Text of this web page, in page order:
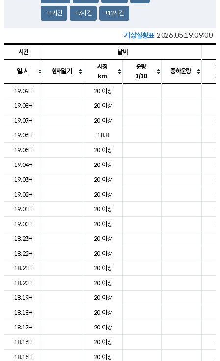
+1시간 +3시간 +12시간
기상실황표 2026.05.19.09:00
도시별 기상실황표로 지점, 날씨, 기온, 강수, 바람, 기압등을 안내한 표입
시간 날씨
일.시 현재일기
시정
km
운량
1/10
중하운량
19.09H
20 이상
19.08H
20 이상
19.07H
20 이상
19.06H
18.8
19.05H
20 이상
19.04H
20 이상
19.03H
20 이상
19.02H
20 이상
19.01H
20 이상
19.00H
20 이상
18.23H
20 이상
18.22H
20 이상
18.21H
20 이상
18.20H
20 이상
18.19H
20 이상
18.18H
20 이상
18.17H
20 이상
18.16H
20 이상
18.15H
20 이상